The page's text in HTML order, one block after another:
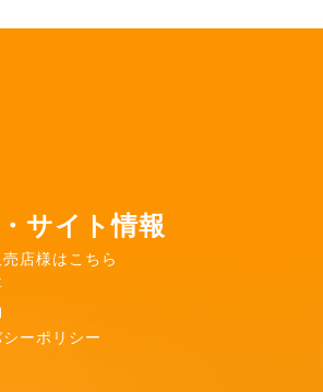
サイト情報
店様はこちら
ーポリシー